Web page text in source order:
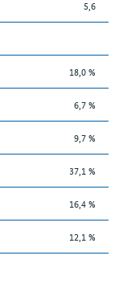
5,6
18,0 %
6,7 %
9,7 %
37,1 %
16,4 %
12,1 %